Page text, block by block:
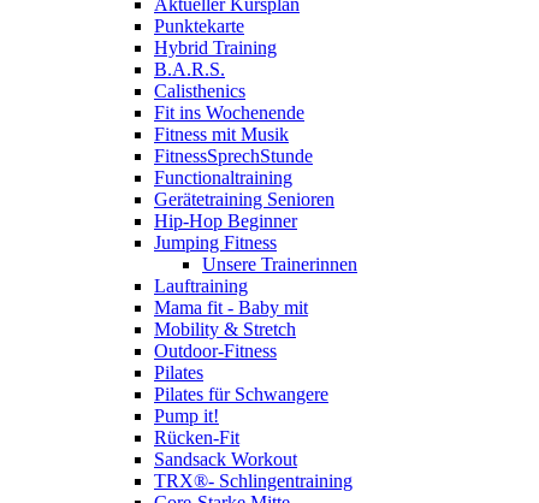
Aktueller Kursplan
Punktekarte
Hybrid Training
B.A.R.S.
Calisthenics
Fit ins Wochenende
Fitness mit Musik
FitnessSprechStunde
Functionaltraining
Gerätetraining Senioren
Hip-Hop Beginner
Jumping Fitness
Unsere Trainerinnen
Lauftraining
Mama fit - Baby mit
Mobility & Stretch
Outdoor-Fitness
Pilates
Pilates für Schwangere
Pump it!
Rücken-Fit
Sandsack Workout
TRX®- Schlingentraining